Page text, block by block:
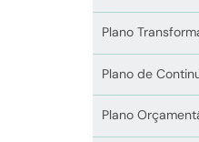
Plano
Plano de
Plano